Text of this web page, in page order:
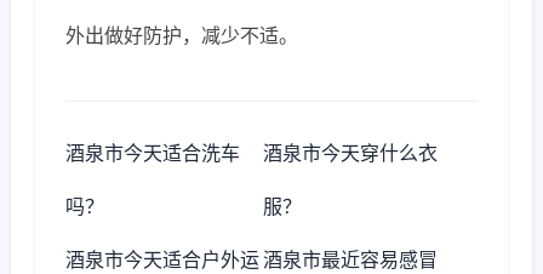
外出做好防护，减少不适。
酒泉市今天适合洗车
吗？
酒泉市今天穿什么衣
服？
酒泉市今天适合户外运酒泉市最近容易感冒